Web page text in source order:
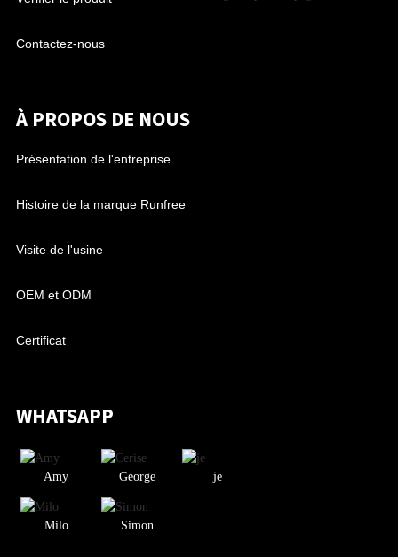
Contactez-nous
À PROPOS DE NOUS
Présentation de l'entreprise
Histoire de la marque Runfree
Visite de l'usine
OEM et ODM
Certificat
WHATSAPP
Amy George je
Milo Simon